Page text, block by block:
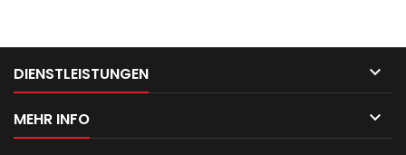
DIENSTLEISTUNGEN 
MEHR INFO 